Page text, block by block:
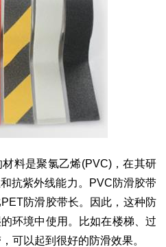
材料是聚氯乙烯(PVC)，在其研
抗紫外线能力。PVC防滑胶带
防滑胶带长。因此，这种防
环境中使用。比如在楼梯、过
可以起到很好的防滑效果。